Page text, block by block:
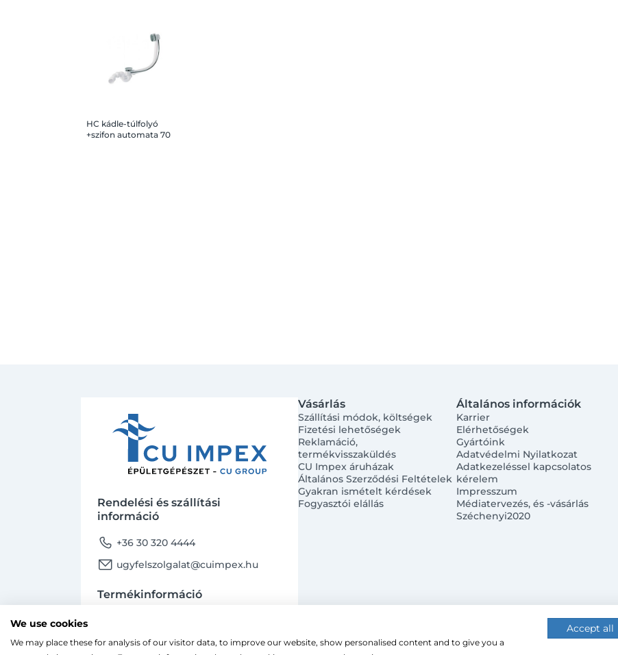
HC kádle-túlfolyó
+szifon automata 70
Rendelési és szállítási
információ
phone +36 30 320 4444
email ugyfelszolgalat@cuimpex.hu
Termékinformáció
email ugyfelszolgalat@cuimpex.hu
Vásárlás
Szállítási módok, költségek
Fizetési lehetőségek
Reklamáció,
termékvisszaküldés
CU Impex áruházak
Általános Szerződési Feltételek
Gyakran ismételt kérdések
Fogyasztói elállás
Általános információk
Karrier
Elérhetőségek
Gyártóink
Adatvédelmi Nyilatkozat
Adatkezeléssel kapcsolatos
kérelem
Impresszum
Médiatervezés, és -vásárlás
Széchenyi2020
Ahogy a legtöbb weboldal, a miénk is sütiket (cookie-kat) használ a nagyobb felhasználói élmény érdekében.
We use cookies
We may place these for analysis of our visitor data, to improve our website, show personalised content and to give you a
Accept all